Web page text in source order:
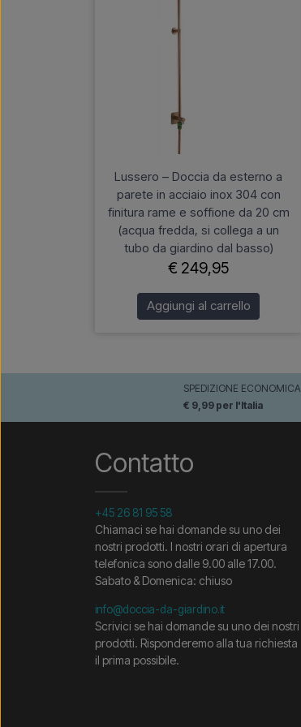
Lussero – Doccia da esterno a
parete in acciaio inox 304 con
finitura rame e soffione da 20 cm
(acqua fredda, si collega a un
tubo da giardino dal basso)
€ 249,95
Aggiungi al carrello
SPEDIZIONE ECONOMICA
€ 9,99 per l'Italia
Contatto
+45 26 81 95 58
Chiamaci se hai domande su uno dei
nostri prodotti. I nostri orari di apertura
telefonica sono dalle 9.00 alle 17.00.
Sabato & Domenica: chiuso
info@doccia-da-giardino.it
Scrivici se hai domande su uno dei nostri
prodotti. Risponderemo alla tua richiesta
il prima possibile.